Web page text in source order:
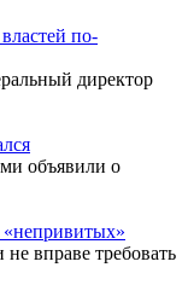
по-
директор
объявили о
вправе требовать